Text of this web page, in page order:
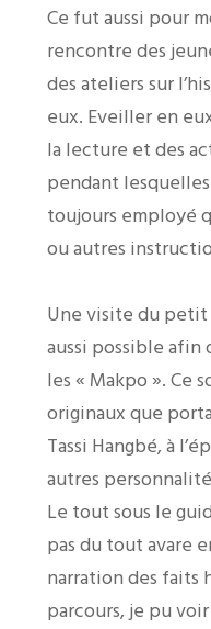
Ce fut aussi pour
rencontre des
des ateliers sur
eux. Eveiller en
la lecture et des
pendant
toujours employé
ou autres
Une visite du petit
aussi possible
les « Makpo ». Ce
originaux que
Tassi Hangbé, à
autres
Le tout sous le
pas du tout avare
narration des faits
parcours, je pu